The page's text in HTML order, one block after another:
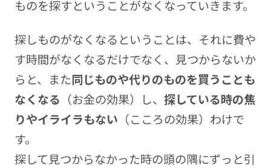
ものを探すということがなくなっていきます。
探しものがなくなるということは、それに費や
す時間がなくなるだけでなく、見つからないか
らと、また同じものや代りのものを買うことも
なくなる （お金の効果）し、 探している時の焦
りやイライラもない （こころの効果）わけで
す。
探して見つからなかった時の頭の隅にずっと引